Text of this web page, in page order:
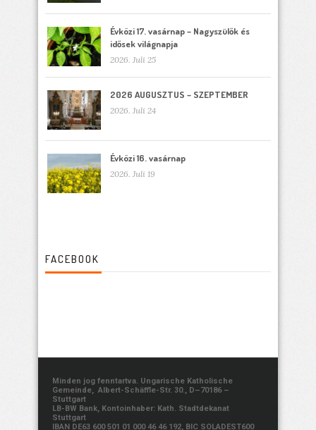
Évközi 17. vasárnap – Nagyszülők és
idősek világnapja
2026. Juli 25
2026 AUGUSZTUS – SZEPTEMBER
2026. Juli 24
Évközi 16. vasárnap
2026. Juli 19
FACEBOOK
Minden jog fenntartva. Ungarische Katholische
Gemeinde, Albert-Schäffle-Str. 30., D–70186 –
Stuttgart
LB-BW Bank, Kontoinhaber: Kath. Stadtdekanat
Stuttgart
IBAN DE63 600 501 01 000 46 46 192, BIC SOLADEST600